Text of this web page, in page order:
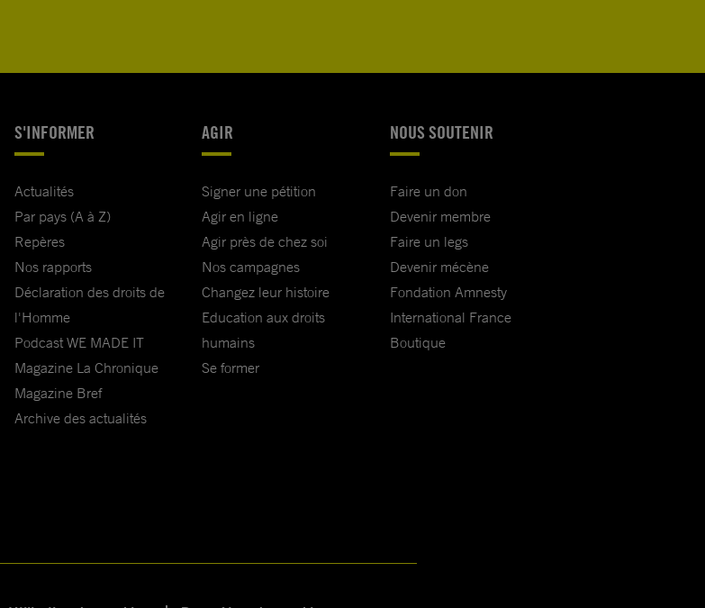
S'INFORMER
Actualités
Par pays (A à Z)
Repères
Nos rapports
Déclaration des droits de
l'Homme
Podcast WE MADE IT
Magazine La Chronique
Magazine Bref
Archive des actualités
AGIR
Signer une pétition
Agir en ligne
Agir près de chez soi
Nos campagnes
Changez leur histoire
Education aux droits
humains
Se former
NOUS SOUTENIR
Faire un don
Devenir membre
Faire un legs
Devenir mécène
Fondation Amnesty
International France
Boutique